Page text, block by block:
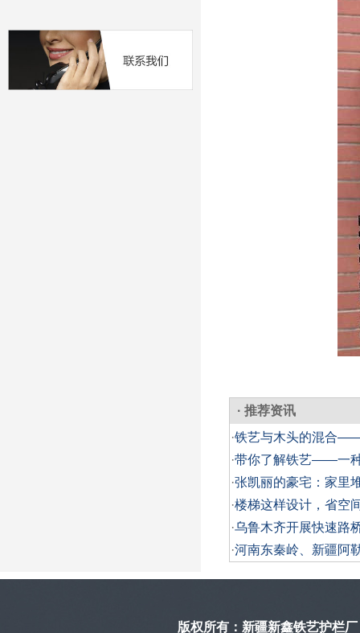
· 推荐资讯
·铁艺与木头的混合
·带你了解铁艺——一
·张凯丽的豪宅：家里
·楼梯这样设计，省空
·乌鲁木齐开展快速路
·河南东秦岭、新疆阿
版权所有： 新疆新鑫铁艺护栏厂